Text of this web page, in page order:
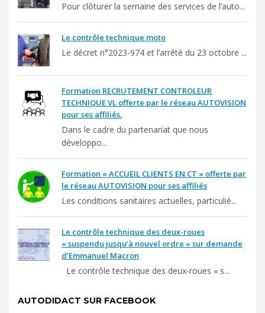
Pour clôturer la semaine des services de l’auto...
Le contrôle technique moto
Le décret n°2023-974 et l’arrêté du 23 octobre ...
Formation RECRUTEMENT CONTROLEUR
TECHNIQUE VL offerte par le réseau AUTOVISION
pour ses affiliés.
Dans le cadre du partenariat que nous
développo...
Formation « ACCUEIL CLIENTS EN CT » offerte par
le réseau AUTOVISION pour ses affiliés
Les conditions sanitaires actuelles, particuliè...
Le contrôle technique des deux-roues
« suspendu jusqu’à nouvel ordre » sur demande
d’Emmanuel Macron
Le contrôle technique des deux-roues « s...
AUTODIDACT SUR FACEBOOK